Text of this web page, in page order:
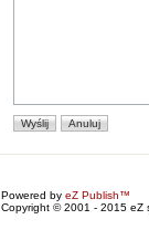
Powered by eZ Publish™
Copyright © 2001 - 2015 eZ